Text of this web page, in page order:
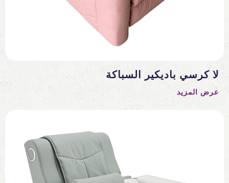
لا كرسي باديكير السباكة
عرض المزيد